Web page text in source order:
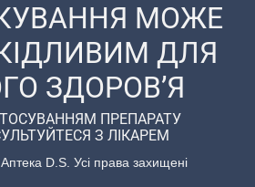
МОЖЕ
ДЛЯ
ЗДОРОВ’Я
ПРЕПАРАТУ
З ЛІКАРЕМ
D.S. Усі права захищені